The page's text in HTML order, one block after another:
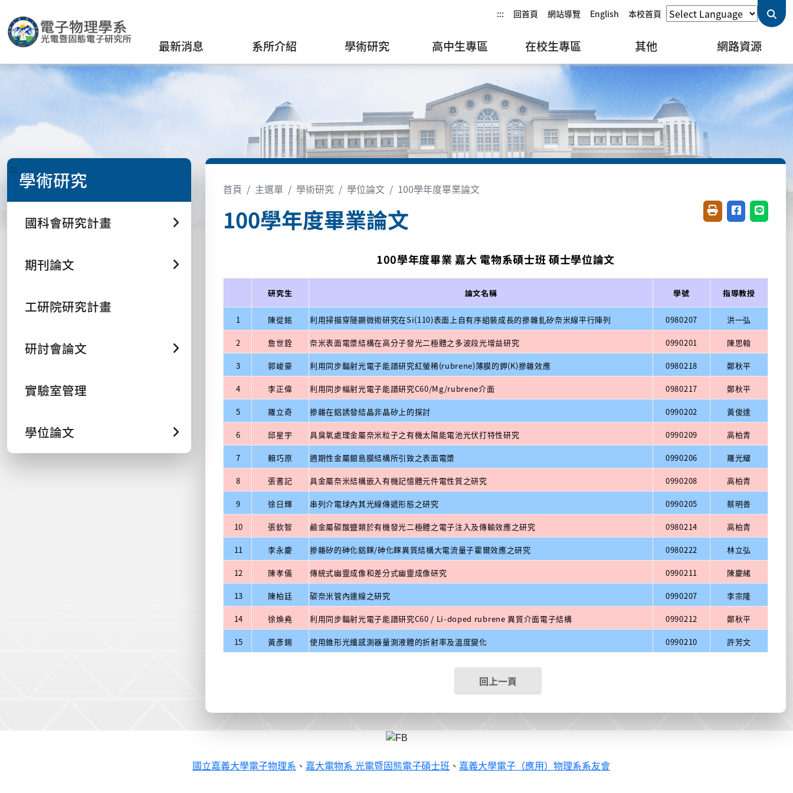
::: 回首頁 網站導覽 English 本校首頁
最新消息 系所介紹 學術研究 高中生專區 在校生專區 其他 網路資源
::: 學術研究
國科會研究計畫
期刊論文
工研院研究計畫
研討會論文
實驗室管理
學位論文
首頁 主選單 學術研究 學位論文 100學年度畢業論文
100學年度畢業論文 友善列印(開新視窗)
分享至臉書(
分享至
100學年度畢業 嘉大 電物系碩士班 碩士學位論文
研究生 論文名稱 學號 指導教授
1 陳從銘 利用掃描穿隧顯微術研究在Si(110)表面上自有序組裝成長的摻雜釓矽奈米線平行陣列 0980207 洪一弘
2 詹世銓 奈米表面電漿結構在高分子發光二極體之多波段光增益研究 0990201 陳思翰
3 郭峻豪 利用同步輻射光電子能譜研究紅螢稀(rubrene)薄膜的鉀(K)摻雜效應 0980218 鄭秋平
4 李正偉 利用同步幅射光電子能譜研究C60/Mg/rubrene介面 0980217 鄭秋平
5 羅立奇 摻雜在鋁誘發結晶非晶矽上的探討 0990202 黃俊達
6 邱星宇 具臭氧處理金屬奈米粒子之有機太陽能電池光伏打特性研究 0990209 高柏青
7 賴巧原 週期性金屬銀島膜結構所引致之表面電漿 0990206 羅光耀
8 張書記 具金屬奈米結構嵌入有機記憶體元件電性質之研究 0990208 高柏青
9 徐日輝 串列介電球內其光線傳遞形態之研究 0990205 蔡明善
10 張欽智 鹼金屬碳酸鹽類於有機發光二極體之電子注入及傳輸效應之研究 0980214 高柏青
11 李永慶 摻雜矽的砷化鋁鎵/砷化鎵異質結構大電流量子霍爾效應之研究 0980222 林立弘
12 陳孝儀 傳統式幽靈成像和差分式幽靈成像研究 0990211 陳慶緒
13 陳柏廷 碳奈米管內連線之研究 0990207 李宗隆
14 徐煥堯 利用同步輻射光電子能譜研究C60 / Li-doped rubrene 異質介面電子結構 0990212 鄭秋平
15 黃彥錫 使用錐形光纖感測器量測液體的折射率及溫度變化 0990210 許芳文
回上一頁
國立嘉義大學電子物理系 、 嘉大電物系 光電暨固態電子碩士班 、 嘉義大學電子（應用）物理系系友會